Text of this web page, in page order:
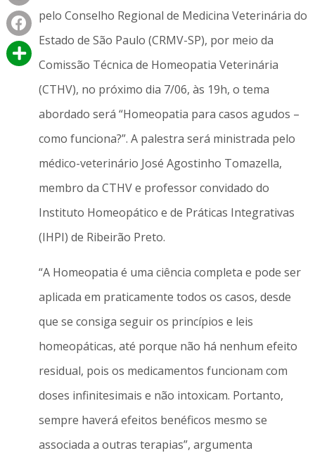
pelo Conselho Regional de Medicina Veterinária do
Estado de São Paulo (CRMV-SP), por meio da
Comissão Técnica de Homeopatia Veterinária
(CTHV), no próximo dia 7/06, às 19h, o tema
abordado será “Homeopatia para casos agudos –
como funciona?”. A palestra será ministrada pelo
médico-veterinário José Agostinho Tomazella,
membro da CTHV e professor convidado do
Instituto Homeopático e de Práticas Integrativas
(IHPI) de Ribeirão Preto.
“A Homeopatia é uma ciência completa e pode ser
aplicada em praticamente todos os casos, desde
que se consiga seguir os princípios e leis
homeopáticas, até porque não há nenhum efeito
residual, pois os medicamentos funcionam com
doses infinitesimais e não intoxicam. Portanto,
sempre haverá efeitos benéficos mesmo se
associada a outras terapias”, argumenta